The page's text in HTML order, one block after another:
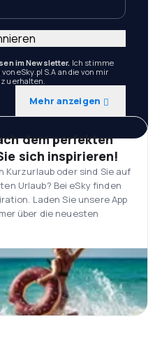
im Newsletter. Ich stimme
eSky.pl S.A an die von mir
erhalten.
Mehr anzeigen
dem perfekten
sich inspirieren!
Kurzurlaub oder sind Sie auf
Urlaub? Bei eSky finden
Laden Sie unsere App
über die neuesten